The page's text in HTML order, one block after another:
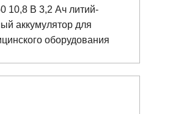
10,8 В 3,2 Ач литий-
аккумулятор для
оборудования